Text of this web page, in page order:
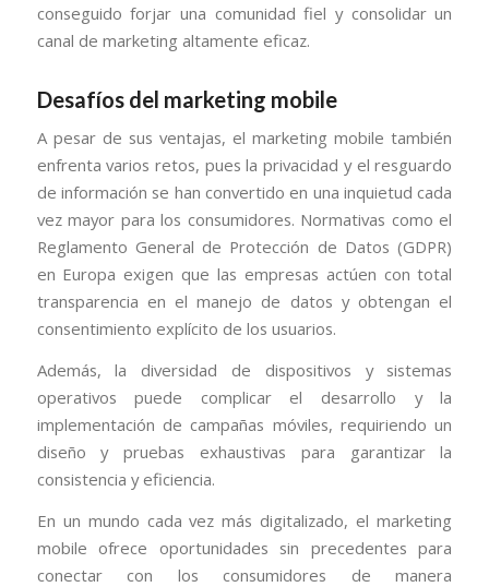
conseguido forjar una comunidad fiel y consolidar un
canal de marketing altamente eficaz.
Desafíos del marketing mobile
A pesar de sus ventajas, el marketing mobile también
enfrenta varios retos, pues la privacidad y el resguardo
de información se han convertido en una inquietud cada
vez mayor para los consumidores. Normativas como el
Reglamento General de Protección de Datos (GDPR)
en Europa exigen que las empresas actúen con total
transparencia en el manejo de datos y obtengan el
consentimiento explícito de los usuarios.
Además, la diversidad de dispositivos y sistemas
operativos puede complicar el desarrollo y la
implementación de campañas móviles, requiriendo un
diseño y pruebas exhaustivas para garantizar la
consistencia y eficiencia.
En un mundo cada vez más digitalizado, el marketing
mobile ofrece oportunidades sin precedentes para
conectar con los consumidores de manera